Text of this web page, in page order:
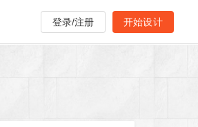
登录/注册 开始设计